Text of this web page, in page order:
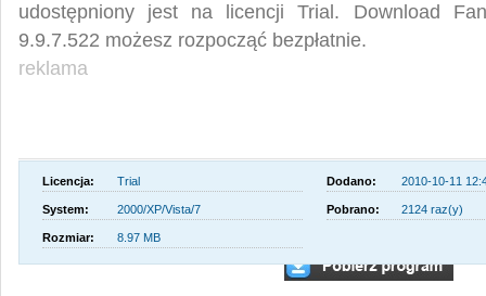
udostępniony jest na licencji Trial. Download
9.9.7.522 możesz rozpocząć bezpłatnie.
reklama
Licencja: Trial Dodano: 2010-10-11
System: 2000/XP/Vista/7 Pobrano: 2124 raz(y)
Rozmiar: 8.97 MB